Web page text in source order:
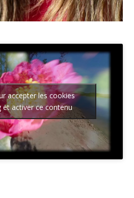
accepter les cookies
et activer ce contenu